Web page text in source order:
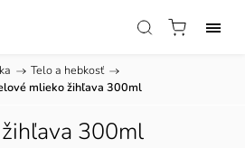
/ Telo a hebkosť /
mlieko žihľava 300ml
300ml